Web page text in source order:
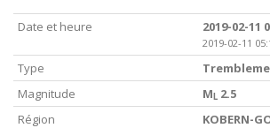
Date et heure 2019-02-11
2019-02-11
Type
Magnitude
M L 2.5
Région
KOBERN-